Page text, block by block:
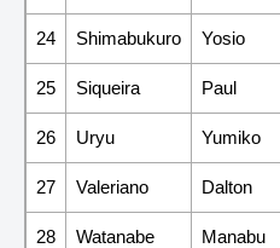
24 Shimabukuro Yosio
25 Siqueira Paul
26 Uryu Yumiko
27 Valeriano Dalton
28 Watanabe Manabu